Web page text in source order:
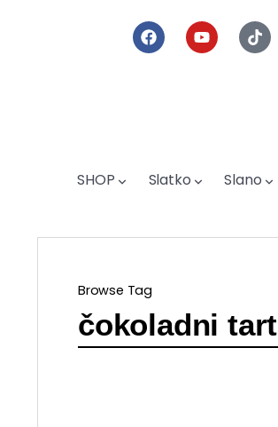
SHOP Slatko Slano
Browse Tag
čokoladni tart